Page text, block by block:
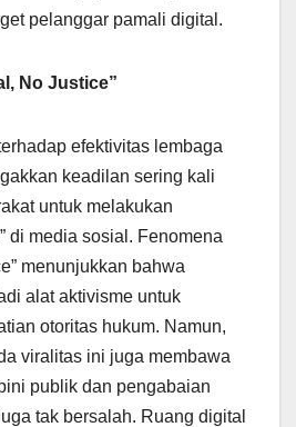
pelanggar pamali digital.
No Justice”
efektivitas lembaga
keadilan sering kali
untuk melakukan
di media sosial. Fenomena
menunjukkan bahwa
alat aktivisme untuk
otoritas hukum. Namun,
viralitas ini juga membawa
publik dan pengabaian
tak bersalah. Ruang digital